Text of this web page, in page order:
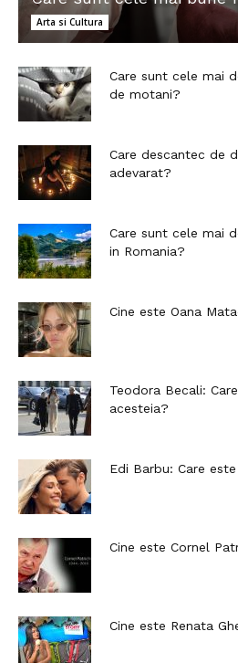
Arta si Cultura
Care sunt cele mai
de motani?
Care descantec de
adevarat?
Care sunt cele mai
in Romania?
Cine este Oana
Teodora Becali:
acesteia?
Edi Barbu: Care
Cine este Cornel
Cine este Renata